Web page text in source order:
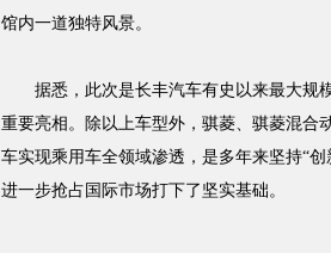
馆内一道独特风景。
据悉，此次是长丰汽车有史以来最大规
重要亮相。除以上车型外，骐菱、骐菱混合
车实现乘用车全领域渗透，是多年来坚持“
进一步抢占国际市场打下了坚实基础。